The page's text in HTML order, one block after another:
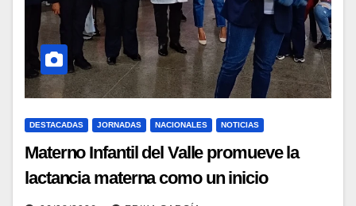
DESTACADAS JORNADAS NACIONALES NOTICIAS
Materno Infantil del Valle promueve la
lactancia materna como un inicio